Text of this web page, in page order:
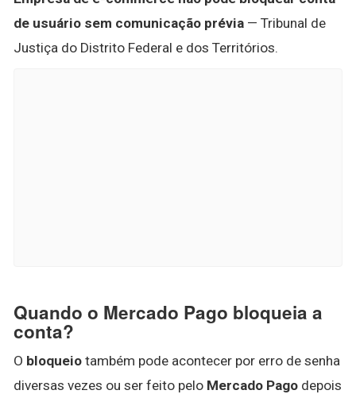
de usuário sem comunicação prévia — Tribunal de
Justiça do Distrito Federal e dos Territórios.
Quando o Mercado Pago bloqueia a
conta?
O bloqueio também pode acontecer por erro de senha
diversas vezes ou ser feito pelo Mercado Pago depois